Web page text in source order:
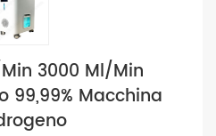
3000 Ml/min
99,99% Macchina